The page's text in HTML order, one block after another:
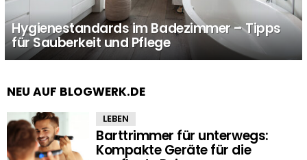
Hygienestandards im Badezimmer – Tipps
für Sauberkeit und Pflege
NEU AUF BLOGWERK.DE
LEBEN
Barttrimmer für unterwegs:
Kompakte Geräte für die